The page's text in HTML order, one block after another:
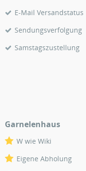
E-Mail Versandstatus
Sendungsverfolgung
Samstagszustellung
Garnelenhaus
W wie Wiki
Eigene Abholung